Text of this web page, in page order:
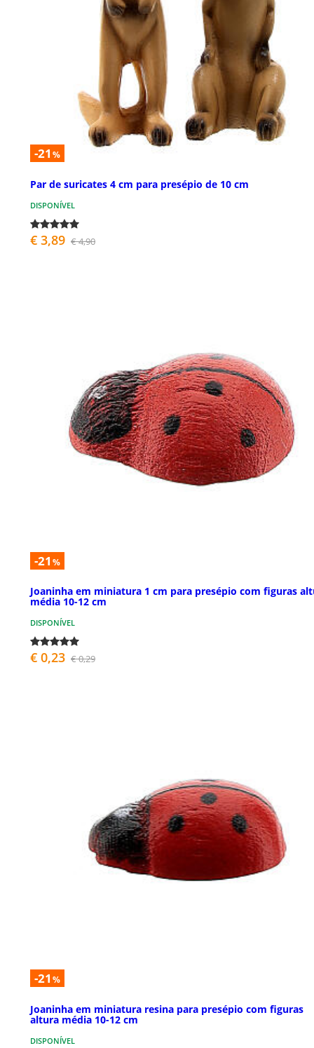
-21 %
Par de suricates 4 cm para presépio de 10 cm
DISPONÍVEL
€ 3,89 € 4,90
-21 %
Joaninha em miniatura 1 cm para presépio com figuras
média 10-12 cm
DISPONÍVEL
€ 0,23 € 0,29
-21 %
Joaninha em miniatura resina para presépio com figuras
altura média 10-12 cm
DISPONÍVEL